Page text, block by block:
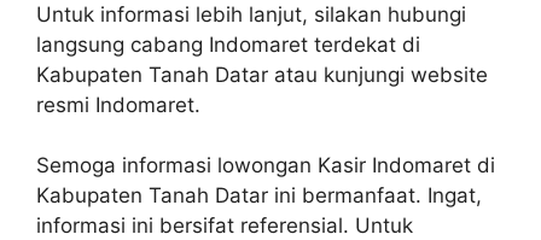
Untuk informasi lebih lanjut, silakan hubungi
langsung cabang Indomaret terdekat di
Kabupaten Tanah Datar atau kunjungi website
resmi Indomaret.
Semoga informasi lowongan Kasir Indomaret di
Kabupaten Tanah Datar ini bermanfaat. Ingat,
informasi ini bersifat referensial. Untuk